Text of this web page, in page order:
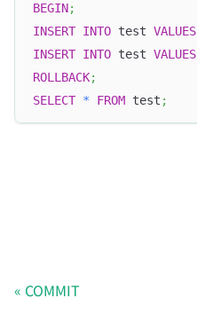
BEGIN;
INSERT INTO test VALUES
INSERT INTO test VALUES
ROLLBACK;
SELECT * FROM test ;
COMMIT